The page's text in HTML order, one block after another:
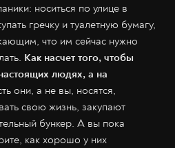
носиться по улице в
гречку и туалетную бумагу,
что им сейчас нужно
Как насчет того, чтобы
людях, а на
они, а не вы, носятся,
свою жизнь, закупают
бункер. А вы пока
как хорошо у них